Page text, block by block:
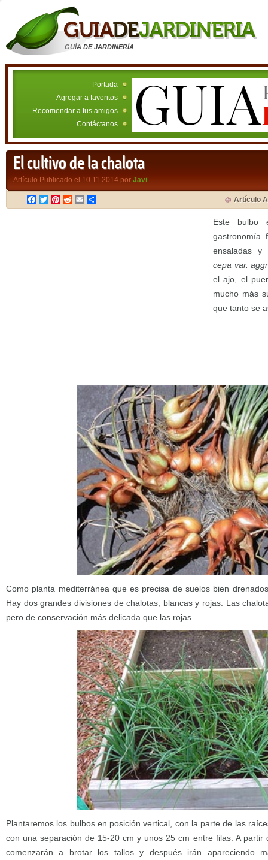
GUÍA DE JARDINERÍA
Portada
Agregar a favoritos
Recomendar a tus amigos
Contáctanos
El cultivo de la chalota
Artículo Publicado el 10.11.2014 por Javi
Facebook
TwitterPinterest
RedditEmail Artículo
Este bulbo
gastronomía
ensaladas
cepa var.
el ajo, el
mucho más
que tanto se
Como planta mediterránea que es precisa de suelos bien
Hay dos grandes divisiones de chalotas, blancas y rojas. Las
pero de conservación más delicada que las rojas.
Plantaremos los bulbos en posición vertical, con la parte de las
con una separación de 15-20 cm y unos 25 cm entre filas. A partir
comenzarán a brotar los tallos y después irán apareciendo